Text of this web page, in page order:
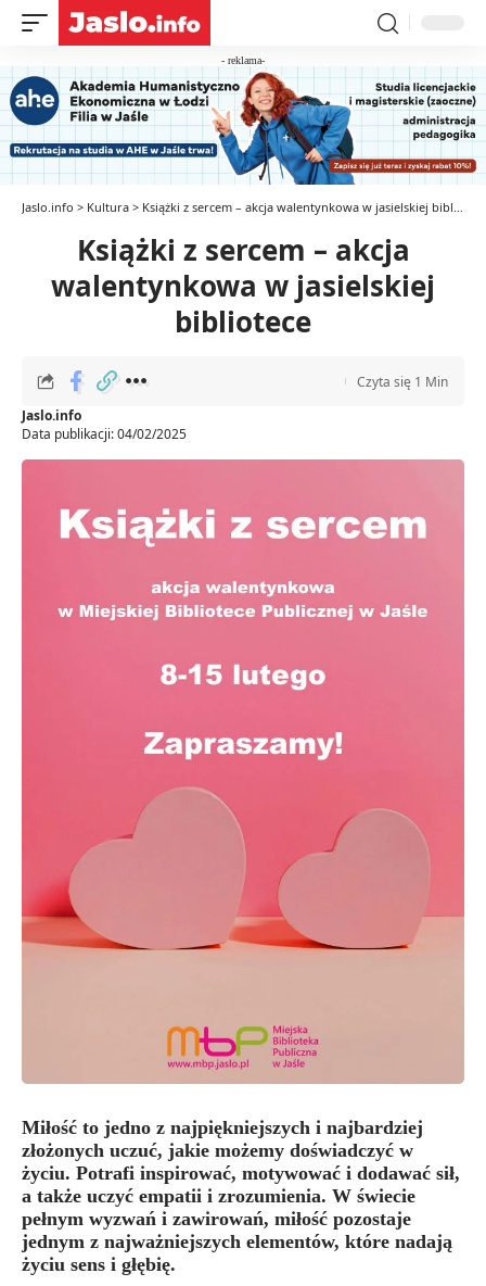
- reklama-
Jaslo.info > Kultura > Książki z sercem – akcja walentynkowa w jasielskiej bibliotece
Książki z sercem – akcja
walentynkowa w jasielskiej
bibliotece
Data publikacji: 04/02/2025
Jaslo.info
Czyta się 1 Min
Miłość to jedno z najpiękniejszych i najbardziej
złożonych uczuć, jakie możemy doświadczyć w
życiu. Potrafi inspirować, motywować i dodawać sił,
a także uczyć empatii i zrozumienia. W świecie
pełnym wyzwań i zawirowań, miłość pozostaje
jednym z najważniejszych elementów, które nadają
życiu sens i głębię.